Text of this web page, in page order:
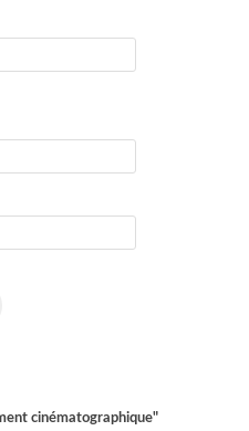
cinématographique"